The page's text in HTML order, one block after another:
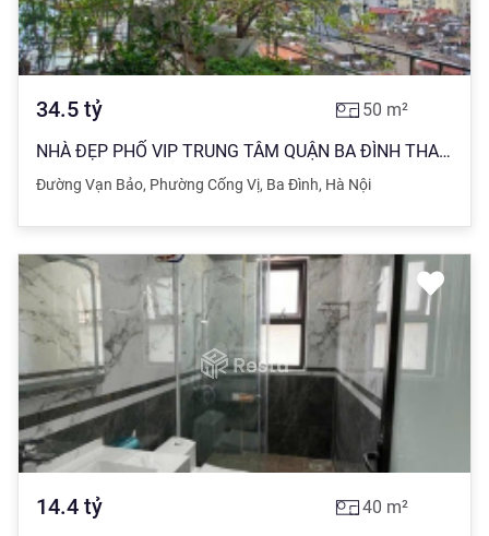
34.5 tỷ 50 m²
NHÀ ĐẸP PHỐ VIP TRUNG TÂM QUẬN BA ĐÌNH THANG MÁY LÔ GÓC KINH DOANH ĐỈNH
Đường Vạn Bảo, Phường Cống Vị, Ba Đình, Hà Nội
14.4 tỷ 40 m²